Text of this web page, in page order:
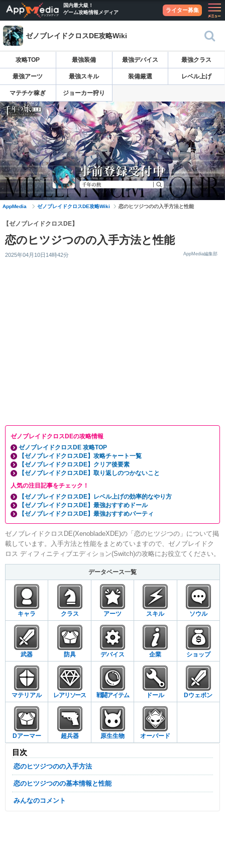
国内最大級！
ゲーム攻略情報メディア
ライター募集
ゼノブレイドクロスDE攻略Wiki
攻略TOP 最強装備 最強デバイス 最強クラス
最強アーツ 最強スキル 装備厳選 レベル上げ
マテチケ稼ぎ ジョーカー狩り
AppMedia ゼノブレイドクロスDE攻略Wiki 恋のヒツジつのの入手方法と性能
【ゼノブレイドクロスDE】
恋のヒツジつのの入手方法と性能
2025年04月10日14時42分 AppMedia編集部
ゼノブレイドクロスDEの攻略情報
ゼノブレイドクロスDE 攻略TOP
【ゼノブレイドクロスDE】攻略チャート一覧
【ゼノブレイドクロスDE】クリア後要素
【ゼノブレイドクロスDE】取り返しのつかないこと
人気の注目記事をチェック！
【ゼノブレイドクロスDE】レベル上げの効率的なやり方
【ゼノブレイドクロスDE】最強おすすめドール
【ゼノブレイドクロスDE】最強おすすめパーティ
ゼノブレイドクロスDE(XenobladeXDE)の「恋のヒツジつの」について掲
載しています。入手方法と性能をまとめていますので、ゼノブレイドク
ロス ディフィニティブエディション(Switch)の攻略にお役立てください。
データベース一覧
キャラ クラス アーツ スキル ソウル
武器 防具 デバイス 企業 ショップ
マテリアル レアリソース 戦闘アイテム ドール Dウェポン
Dアーマー 超兵器 原生生物 オーバード
目次
恋のヒツジつのの入手方法
恋のヒツジつのの基本情報と性能
みんなのコメント